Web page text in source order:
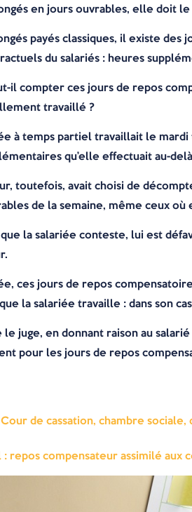
en jours ouvrables, elle doit
payés classiques, il existe
du salariés : heures
il compter ces jours de repos
travaillé ?
à temps partiel travaillait le
qu’elle effectuait au-
toutefois, avait choisi de
de la semaine, même ceux
la salariée conteste, lui est
ces jours de repos
la salariée travaille : dans son
le juge, en donnant raison au
pour les jours de repos
de cassation, chambre
repos compensateur assimilé aux